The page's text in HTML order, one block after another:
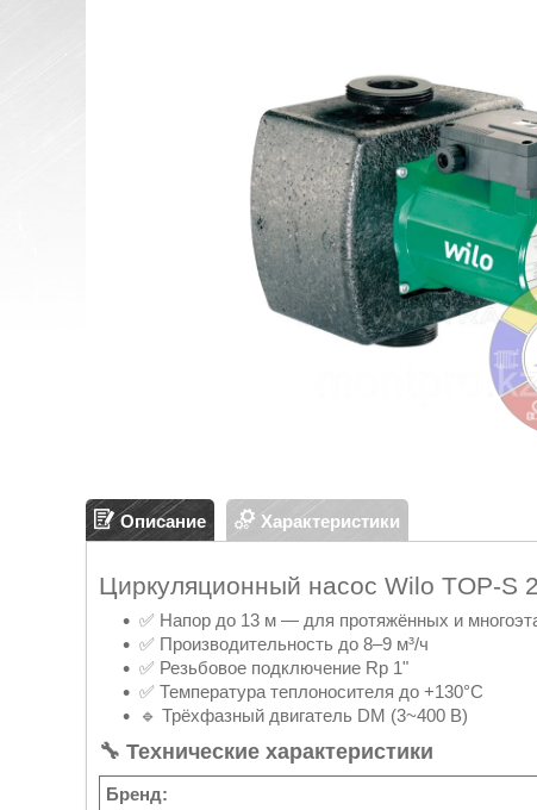
Описание Характеристики
Циркуляционный насос Wilo TOP-S
✅ Напор до 13 м — для протяжённых и
✅ Производительность до 8–9 м³/ч
✅ Резьбовое подключение Rp 1"
✅ Температура теплоносителя до +130°C
🔹 Трёхфазный двигатель DM (3~400 В)
🔧 Технические характеристики
Бренд: